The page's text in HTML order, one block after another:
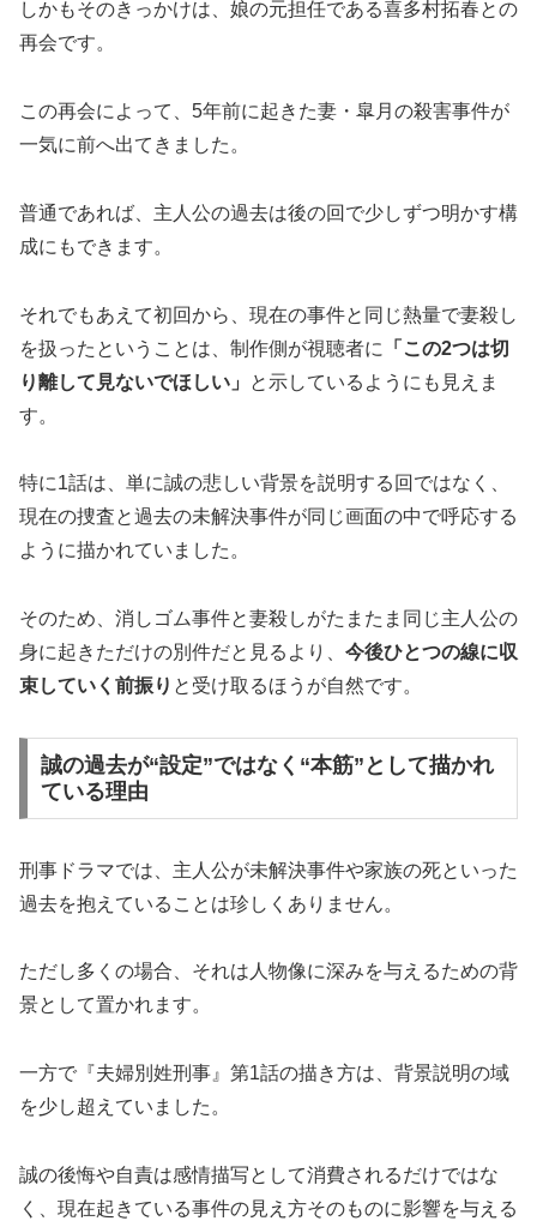
しかもそのきっかけは、娘の元担任である喜多村拓春との
再会です。
この再会によって、5年前に起きた妻・皐月の殺害事件が
一気に前へ出てきました。
普通であれば、主人公の過去は後の回で少しずつ明かす構
成にもできます。
それでもあえて初回から、現在の事件と同じ熱量で妻殺し
を扱ったということは、制作側が視聴者に
「この2つは切
り離して見ないでほしい」
と示しているようにも見えま
す。
特に1話は、単に誠の悲しい背景を説明する回ではなく、
現在の捜査と過去の未解決事件が同じ画面の中で呼応する
ように描かれていました。
そのため、消しゴム事件と妻殺しがたまたま同じ主人公の
身に起きただけの別件だと見るより、 今後ひとつの線に収
束していく前振り と受け取るほうが自然です。
誠の過去が“設定”ではなく“本筋”として描かれ
ている理由
刑事ドラマでは、主人公が未解決事件や家族の死といった
過去を抱えていることは珍しくありません。
ただし多くの場合、それは人物像に深みを与えるための背
景として置かれます。
一方で『夫婦別姓刑事』第1話の描き方は、背景説明の域
を少し超えていました。
誠の後悔や自責は感情描写として消費されるだけではな
く、現在起きている事件の見え方そのものに影響を与える